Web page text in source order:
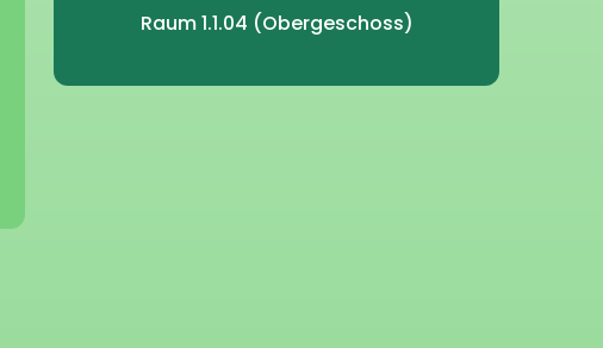
Raum 1.1.04 (Obergeschoss)